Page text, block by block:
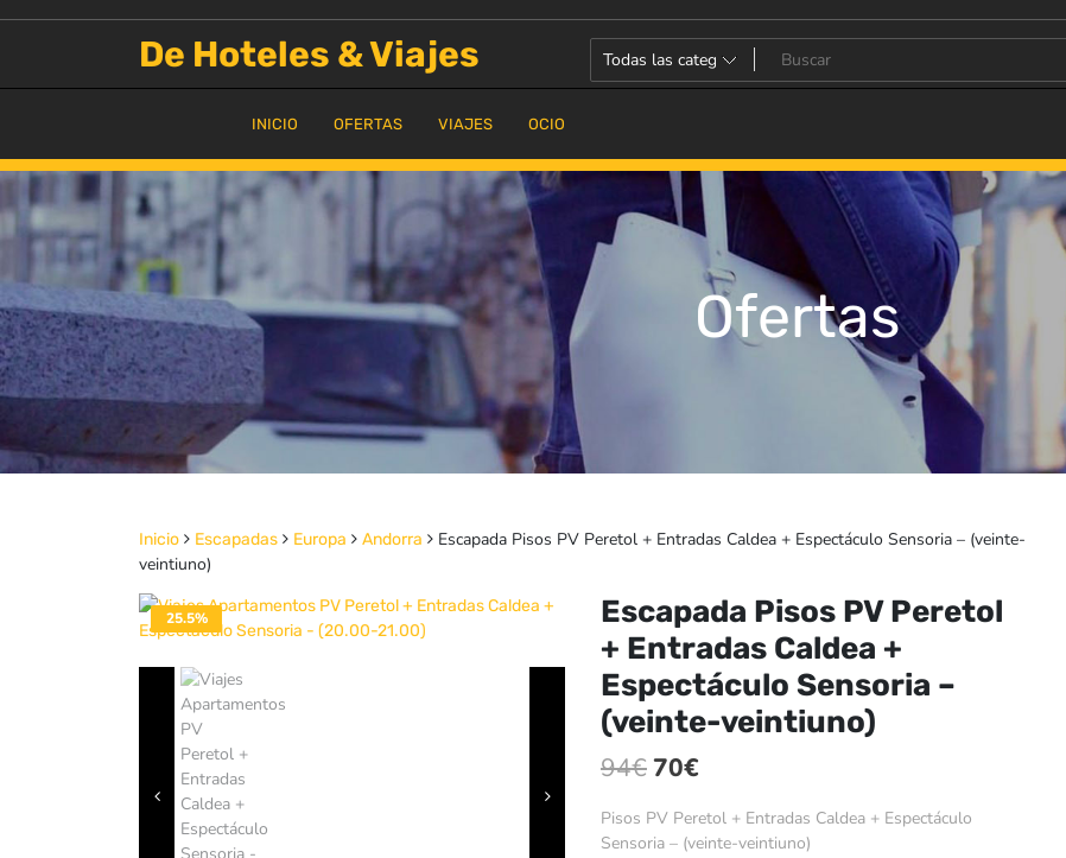
De Hoteles & Viajes
INICIO OFERTAS VIAJES OCIO
Ofertas
Inicio Escapadas Europa Andorra
Escapada Pisos PV Peretol + Entradas Caldea + Espectáculo Sensoria – (veinte-
veintiuno)
25.5%
DESACTIVADO
Escapada Pisos PV Peretol
+ Entradas Caldea +
Espectáculo Sensoria –
(veinte-veintiuno)
94€El
precio
original
70€El
precio
actual
Pisos PV Peretol + Entradas Caldea + Espectáculo
Sensoria – (veinte-veintiuno)